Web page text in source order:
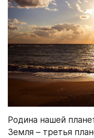
Родина нашей
Земля – третья